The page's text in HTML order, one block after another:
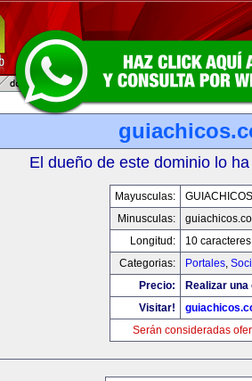
El dueño de este dominio lo
Mayusculas:
Minusculas:
Longitud:
10 caracteres
Categorias:
Portales,
Precio:
Realizar
Visitar!
Serán consideradas